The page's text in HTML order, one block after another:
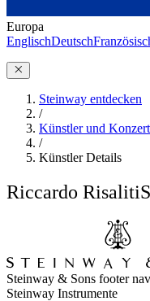
Europa
EnglischDeutsch
Steinway entdecken
/
Künstler und
/
Künstler Details
Riccardo Risaliti
Steinway & Sons footer
Steinway Instrumente